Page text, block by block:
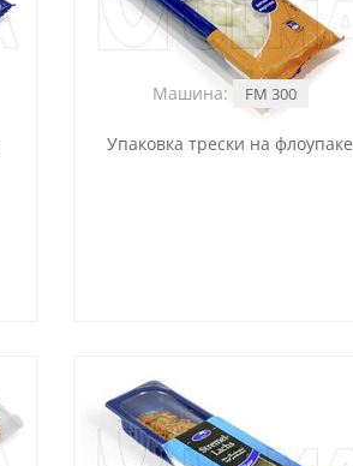
Упаковка трески на флоупаке
Машина: FM 300